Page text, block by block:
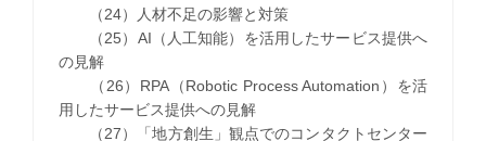
（24）人材不足の影響と対策
（25）AI（人工知能）を活用したサービス提供へ
の見解
（26）RPA（Robotic Process Automation）を活
用したサービス提供への見解
（27）「地方創生」観点でのコンタクトセンター